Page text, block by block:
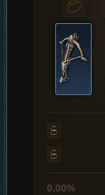
0.00%